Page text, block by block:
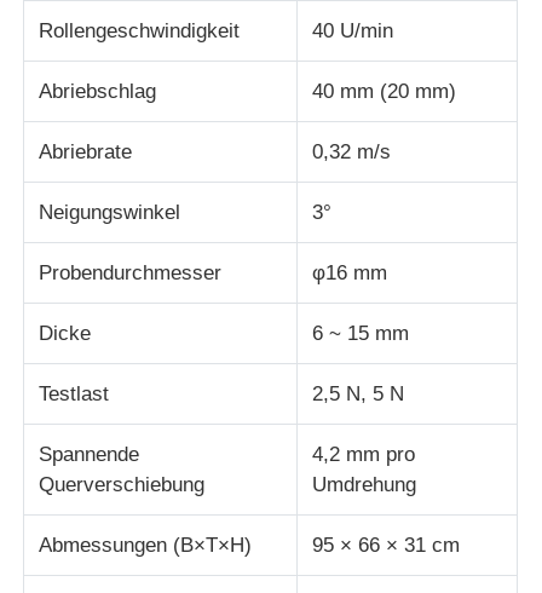
Stoffprüfmaschine
Härteprüfvorrichtung
Rollengeschwindigkeit 40 U/min
Abriebschlag 40 mm (20 mm)
Abriebrate 0,32 m/s
Neigungswinkel 3°
Probendurchmesser φ16 mm
Dicke 6 ~ 15 mm
Testlast 2,5 N, 5 N
Spannende
Querverschiebung
4,2 mm pro
Umdrehung
Abmessungen (B×T×H) 95 × 66 × 31 cm